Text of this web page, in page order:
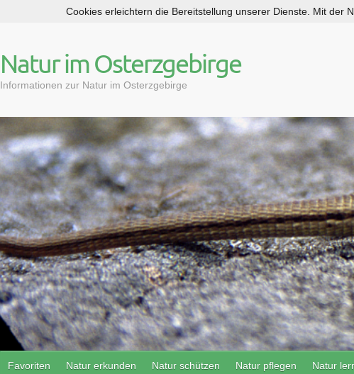
p
t
c
n
t
e
n
t
Natur im Osterzgebirge
Informationen zur Natur im Osterzgebirge
Favoriten Natur erkunden Natur schützen Natur pflegen Natur
Cookies erleichtern die Bereitstellung unserer Dienste. Mit der